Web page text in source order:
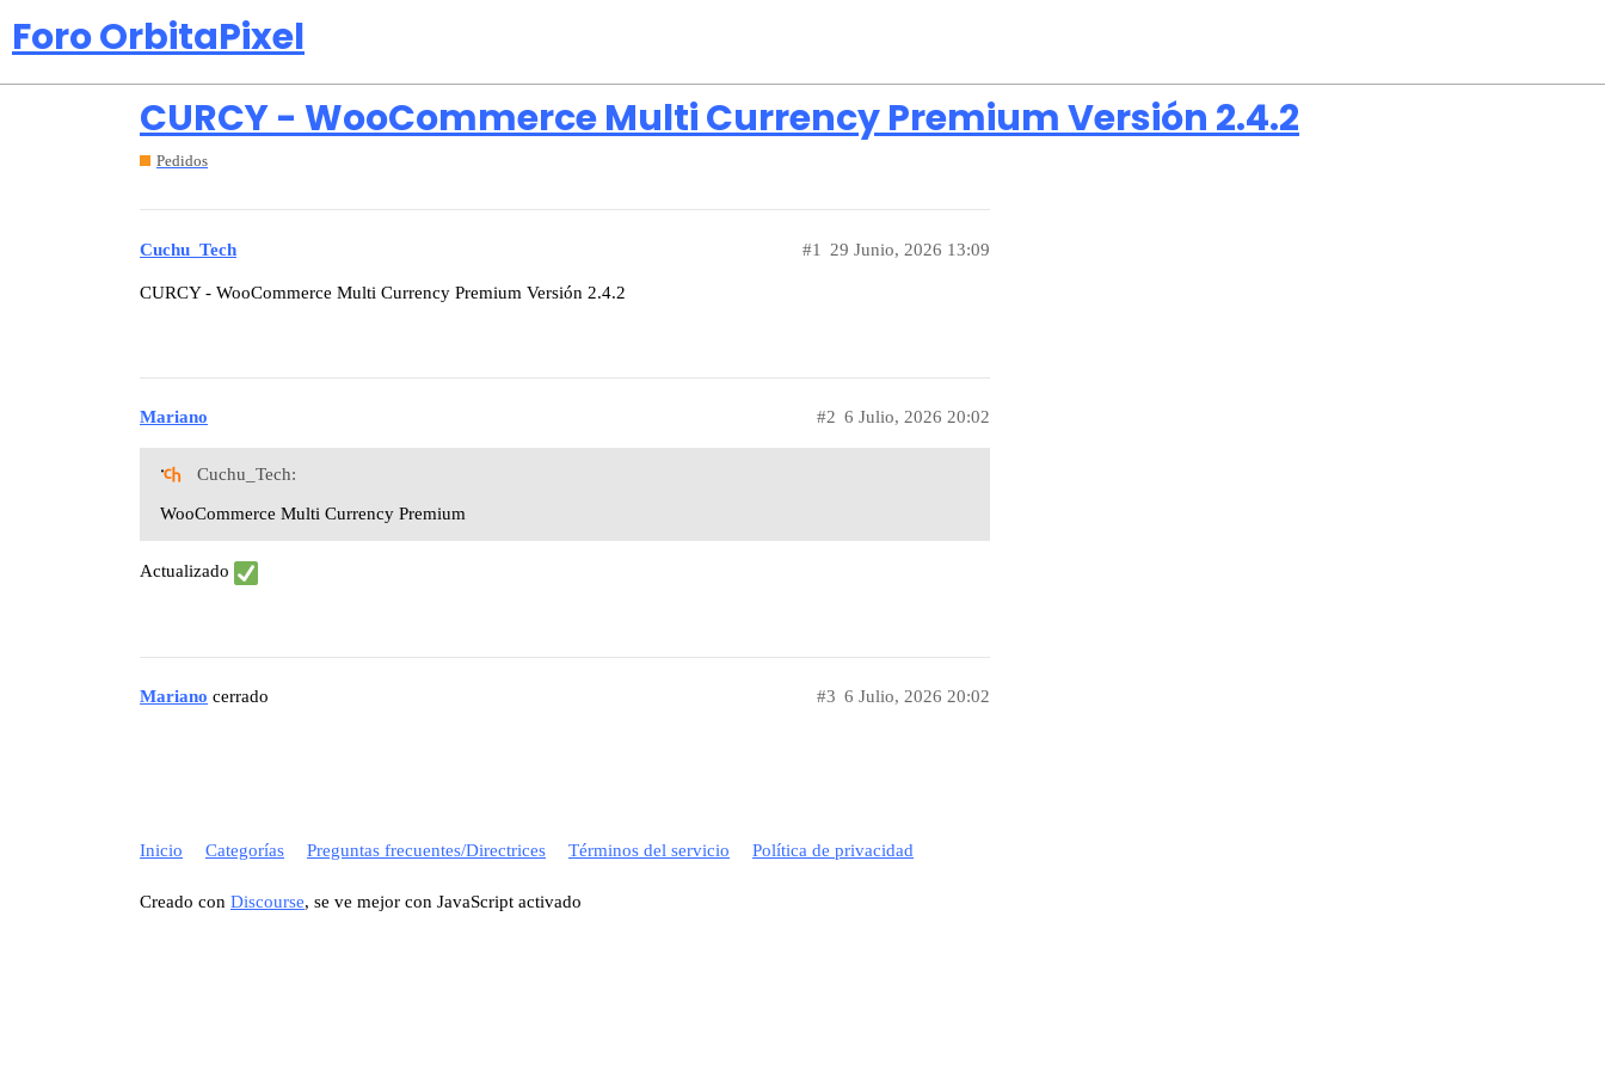
Foro OrbitaPixel
CURCY - WooCommerce Multi Currency Premium Versión 2.4.2
Pedidos
Cuchu_Tech 29 Junio, 2026 13:09
#1
CURCY - WooCommerce Multi Currency Premium Versión 2.4.2
Mariano 6 Julio, 2026 20:02
#2
Cuchu_Tech:
WooCommerce Multi Currency Premium
Actualizado
Mariano cerrado 6 Julio, 2026 20:02
#3
Inicio Categorías Preguntas frecuentes/Directrices Términos del servicio Política de privacidad
Creado con Discourse, se ve mejor con JavaScript activado